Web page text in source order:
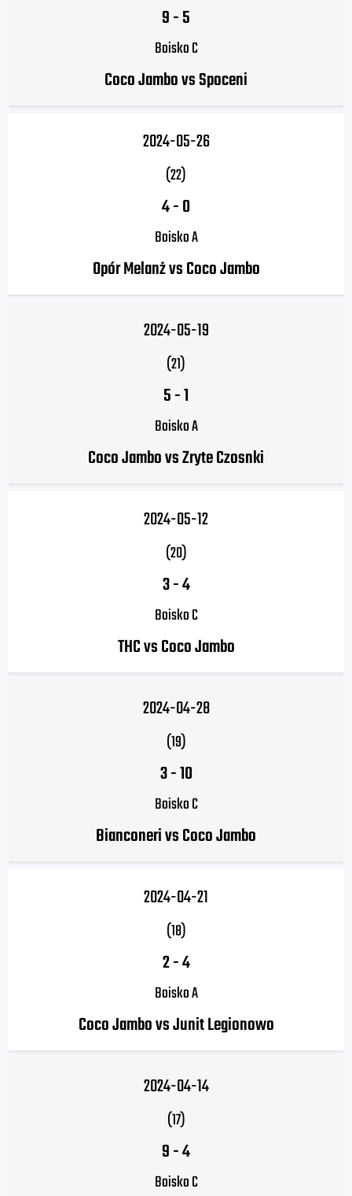
9-5
Boisko C
Coco Jambo vs Spoceni
2024-05-26
(22)
4-0
Boisko A
Opór Melanż vs Coco Jambo
2024-05-19
(21)
5-1
Boisko A
Coco Jambo vs Zryte Czosnki
2024-05-12
(20)
3-4
Boisko C
THC vs Coco Jambo
2024-04-28
(19)
3-10
Boisko C
Bianconeri vs Coco Jambo
2024-04-21
(18)
2-4
Boisko A
Coco Jambo vs Junit Legionowo
2024-04-14
(17)
9-4
Boisko C